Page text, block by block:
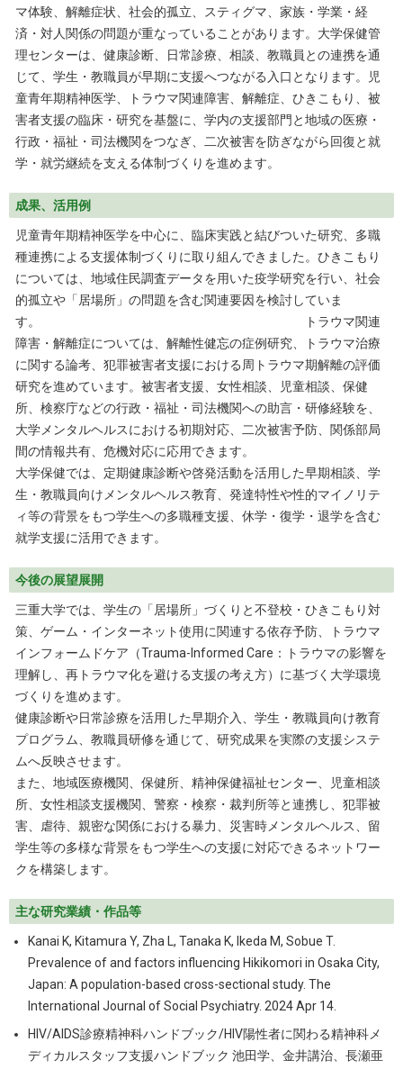
マ体験、解離症状、社会的孤立、スティグマ、家族・学業・経
済・対人関係の問題が重なっていることがあります。大学保健管
理センターは、健康診断、日常診療、相談、教職員との連携を通
じて、学生・教職員が早期に支援へつながる入口となります。児
童青年期精神医学、トラウマ関連障害、解離症、ひきこもり、被
害者支援の臨床・研究を基盤に、学内の支援部門と地域の医療・
行政・福祉・司法機関をつなぎ、二次被害を防ぎながら回復と就
学・就労継続を支える体制づくりを進めます。
成果、活用例
児童青年期精神医学を中心に、臨床実践と結びついた研究、多職
種連携による支援体制づくりに取り組んできました。ひきこもり
については、地域住民調査データを用いた疫学研究を行い、社会
的孤立や「居場所」の問題を含む関連要因を検討していま
す。 トラウマ関連
障害・解離症については、解離性健忘の症例研究、トラウマ治療
に関する論考、犯罪被害者支援における周トラウマ期解離の評価
研究を進めています。被害者支援、女性相談、児童相談、保健
所、検察庁などの行政・福祉・司法機関への助言・研修経験を、
大学メンタルヘルスにおける初期対応、二次被害予防、関係部局
間の情報共有、危機対応に応用できます。
大学保健では、定期健康診断や啓発活動を活用した早期相談、学
生・教職員向けメンタルヘルス教育、発達特性や性的マイノリテ
ィ等の背景をもつ学生への多職種支援、休学・復学・退学を含む
就学支援に活用できます。
今後の展望展開
三重大学では、学生の「居場所」づくりと不登校・ひきこもり対
策、ゲーム・インターネット使用に関連する依存予防、トラウマ
インフォームドケア（Trauma-Informed Care：トラウマの影響を
理解し、再トラウマ化を避ける支援の考え方）に基づく大学環境
づくりを進めます。
健康診断や日常診療を活用した早期介入、学生・教職員向け教育
プログラム、教職員研修を通じて、研究成果を実際の支援システ
ムへ反映させます。
また、地域医療機関、保健所、精神保健福祉センター、児童相談
所、女性相談支援機関、警察・検察・裁判所等と連携し、犯罪被
害、虐待、親密な関係における暴力、災害時メンタルヘルス、留
学生等の多様な背景をもつ学生への支援に対応できるネットワー
クを構築します。
主な研究業績・作品等
Kanai K, Kitamura Y, Zha L, Tanaka K, Ikeda M, Sobue T.
Prevalence of and factors influencing Hikikomori in Osaka City,
Japan: A population-based cross-sectional study. The
International Journal of Social Psychiatry. 2024 Apr 14.
HIV/AIDS診療精神科ハンドブック/HIV陽性者に関わる精神科メ
ディカルスタッフ支援ハンドブック 池田学、金井講治、長瀬亜